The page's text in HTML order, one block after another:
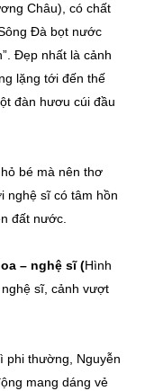
Châu), có chất
Đà bọt nước
Đẹp nhất là cảnh
lặng tới đến thế
đàn hươu cúi đầu
bé mà nên thơ
nghệ sĩ có tâm hồn
đất nước.
– nghệ sĩ (Hình
sĩ, cảnh vượt
phi thường, Nguyễn
mang dáng vẻ